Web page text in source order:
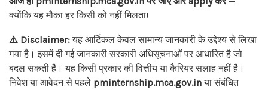
क्योंकि यह मौका हर किसी को नहीं मिलता!
⚠️ Disclaimer:यह आर्टिकल केवल सामान्य जानकारी के उद्देश्य से लिखा
गया है। इसमें दी गई जानकारी सरकारी अधिसूचनाओं पर आधारित है जो
बदल सकती है। यह किसी प्रकार की वित्तीय या कैरियर सलाह नहीं है।
निवेश या आवेदन से पहले pminternship.mca.gov.inया संबंधित